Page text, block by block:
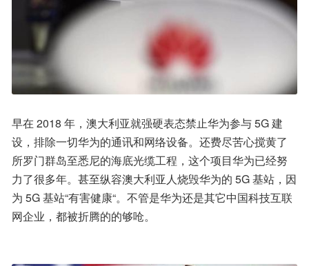
早在 2018 年，澳大利亚就强硬表态禁止华为参与 5G 建
设，排除一切华为的通讯和网络设备。还费尽苦心搅黄了
所罗门群岛至悉尼的海底光缆工程，这个项目华为已经努
力了很多年。甚至纵容澳大利亚人烧毁华为的 5G 基站，因
为 5G 基站“有害健康“。不管是华为还是其它中国科技互联
网企业，都被折腾的的够呛。